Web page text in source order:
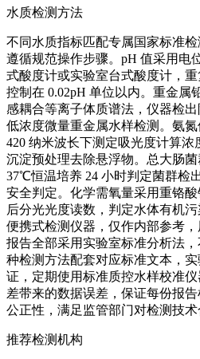
水质检测方法
不同水质指标匹配专属国家标准
遵循规范操作步骤。pH 值采用电
式酸度计或实验室台式酸度计，
控制在 0.02pH 单位以内。重金属
感耦合等离子体质谱法，仪器检
低浓度微量重金属水样检测。氨
420 纳米波长下测定吸光度计算
沉淀预处理去除悬浮物。总大肠菌
37℃恒温培养 24 小时判定菌群检
安全判定。化学需氧量采用重铬
后分光光度读数，判定水体有机
便携式检测仪器，仅作内部参考
报告全部采用实验室标准分析法
种检测方法配套对应标准文本，
证，定期使用标准质控水样校准
差带来的数据误差，保证每份报
公正性，满足监管部门对检测技术
推荐检测机构